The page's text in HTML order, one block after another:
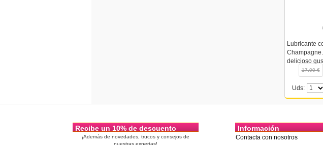
Lubricante
delicioso
17,00 €
Uds:
Recibe un 10% de descuento
¡Además de novedades, trucos y consejos de
nuestras expertas!
Información
Contacta con nosotros